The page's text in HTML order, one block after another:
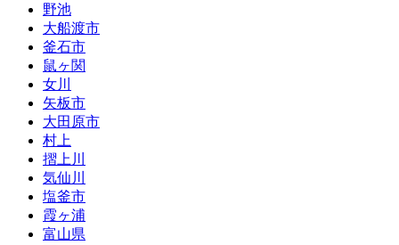
野池
大船渡市
釜石市
鼠ヶ関
女川
矢板市
大田原市
村上
摺上川
気仙川
塩釜市
霞ヶ浦
富山県